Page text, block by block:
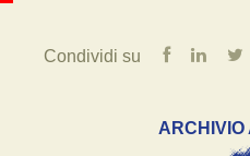
Condividi su
ARCHIVIO